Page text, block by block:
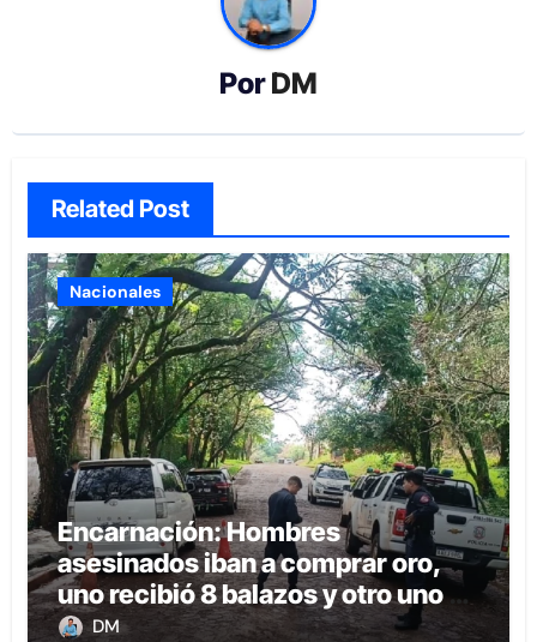
PorDM
Related Post
Nacionales
Encarnación: Hombres
asesinados iban a comprar oro,
uno recibió 8 balazos y otro uno en
la boca
DM